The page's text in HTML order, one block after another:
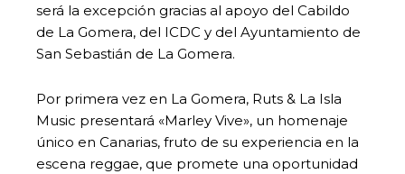
será la excepción gracias al apoyo del Cabildo
de La Gomera, del ICDC y del Ayuntamiento de
San Sebastián de La Gomera.
Por primera vez en La Gomera, Ruts & La Isla
Music presentará «Marley Vive», un homenaje
único en Canarias, fruto de su experiencia en la
escena reggae, que promete una oportunidad